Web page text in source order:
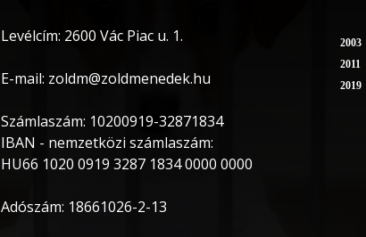
Levélcím: 2600 Vác Piac u. 1.
E-mail: zoldm@zoldmenedek.hu
Számlaszám: 10200919-32871834
IBAN - nemzetközi számlaszám:
HU66 1020 0919 3287 1834 0000 0000
Adószám: 18661026-2-13
2003
2011
2019